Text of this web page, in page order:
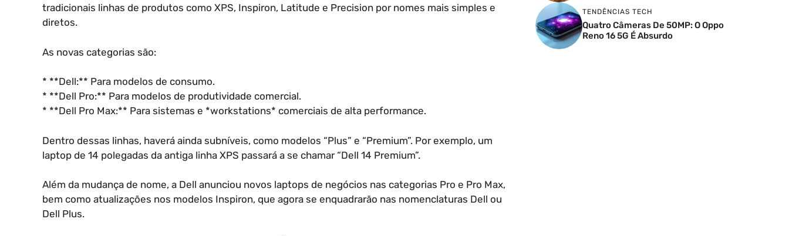
tradicionais linhas de produtos como XPS, Inspiron, Latitude e Precision por nomes mais simples e
diretos.
As novas categorias são:
* **Dell:** Para modelos de consumo.
* **Dell Pro:** Para modelos de produtividade comercial.
* **Dell Pro Max:** Para sistemas e *workstations* comerciais de alta performance.
Dentro dessas linhas, haverá ainda subníveis, como modelos “Plus” e “Premium”. Por exemplo, um
laptop de 14 polegadas da antiga linha XPS passará a se chamar “Dell 14 Premium”.
Além da mudança de nome, a Dell anunciou novos laptops de negócios nas categorias Pro e Pro Max,
bem como atualizações nos modelos Inspiron, que agora se enquadrarão nas nomenclaturas Dell ou
Dell Plus.
TENDÊNCIAS TECH
Quatro Câmeras De 50MP: O Oppo
Reno 16 5G É Absurdo